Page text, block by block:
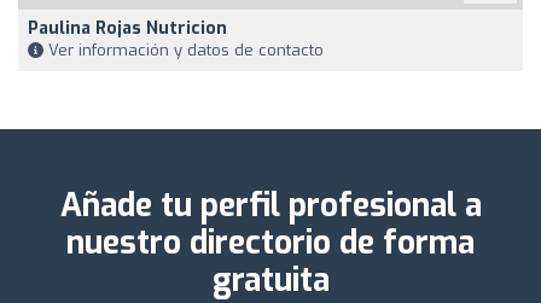
Paulina Rojas Nutricion
Ver información y datos de contacto
Añade tu perfil profesional a
nuestro directorio de forma
gratuita